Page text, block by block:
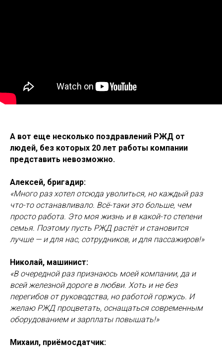
А вот еще несколько поздравлений РЖД от
людей, без которых 20 лет работы компании
представить невозможно.
Алексей, бригадир:
«Много раз хотел отсюда уволиться, но каждый раз
что-то останавливало. Всё-таки это больше, чем
просто работа. Это моя жизнь и в какой-то степени
семья. Поэтому пусть РЖД растёт и становится
лучше — и для нас, сотрудников, и для пассажиров!»
Николай, машинист:
«В очередной раз признаюсь моей компании, да и
всей железной дороге в любви. Хоть и не без
перегибов от руководства, но работой горжусь. И
желаю РЖД процветать, оснащаться современным
оборудованием и зарплаты повышать!»
Михаил, приёмосдатчик: